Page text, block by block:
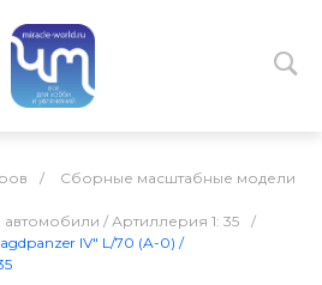
/
Сборные масштабные модели
/ Артиллерия 1: 35
/
IV" L/70 (A-0) /